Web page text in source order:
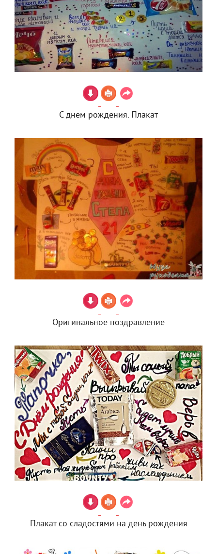
С днем рождения. Плакат
Оригинальное поздравление
Плакат со сладостями на день рождения